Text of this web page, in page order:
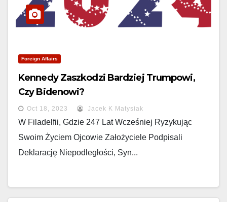
Foreign Affairs
Kennedy Zaszkodzi Bardziej Trumpowi,
Czy Bidenowi?
Oct 18, 2023 Jacek K Matysiak
W Filadelfii, Gdzie 247 Lat Wcześniej Ryzykując
Swoim Życiem Ojcowie Założyciele Podpisali
Deklarację Niepodległości, Syn...